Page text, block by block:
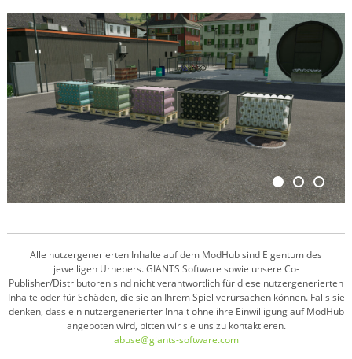
Alle nutzergenerierten Inhalte auf dem ModHub sind Eigentum des
jeweiligen Urhebers. GIANTS Software sowie unsere Co-
Publisher/Distributoren sind nicht verantwortlich für diese nutzergenerierten
Inhalte oder für Schäden, die sie an Ihrem Spiel verursachen können. Falls sie
denken, dass ein nutzergenerierter Inhalt ohne ihre Einwilligung auf ModHub
angeboten wird, bitten wir sie uns zu kontaktieren.
abuse@giants-software.com